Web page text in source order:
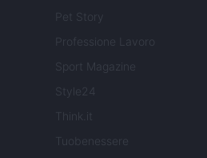
Pet Story
Professione Lavoro
Sport Magazine
Style24
Think.it
Tuobenessere